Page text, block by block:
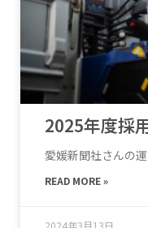
2025年度採
愛媛新聞社さんの
READ MORE »